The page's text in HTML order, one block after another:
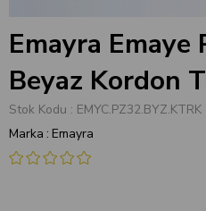
Emayra Emaye
Beyaz Kordon
Stok Kodu
EMYC.PZ32.BYZ.KTRK
Marka : Emayra